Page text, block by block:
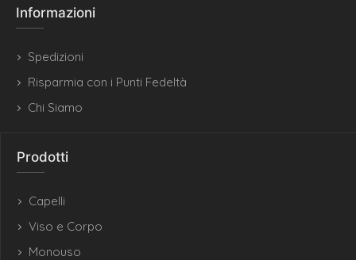
Informazioni
Spedizioni
Risparmia con i Punti Fedeltà
Chi Siamo
Prodotti
Capelli
Viso e Corpo
Monouso